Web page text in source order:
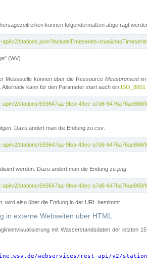
können folgendermaßen abgefragt
v2/
(WV).
Messstelle können über die Ressource Measurementim
Alternativ kann für den Parameter startauch ein ISO_8601
v2/stations/593647aa-9fea-43ec-a7d6-6476a76ae868/
Dazu ändert man die Endung zu csv
v2/stations/593647aa-9fea-43ec-a7d6-6476a76ae868/
werden. Dazu ändert man die Endung zu png
v2/stations/593647aa-9fea-43ec-a7d6-6476a76ae868/
wird also über die Endung in der URL bestimmt.
in externe Webseiten über HTML
mit Wasserstandsdaten der letzten
webservices/rest-api/v2/stations/